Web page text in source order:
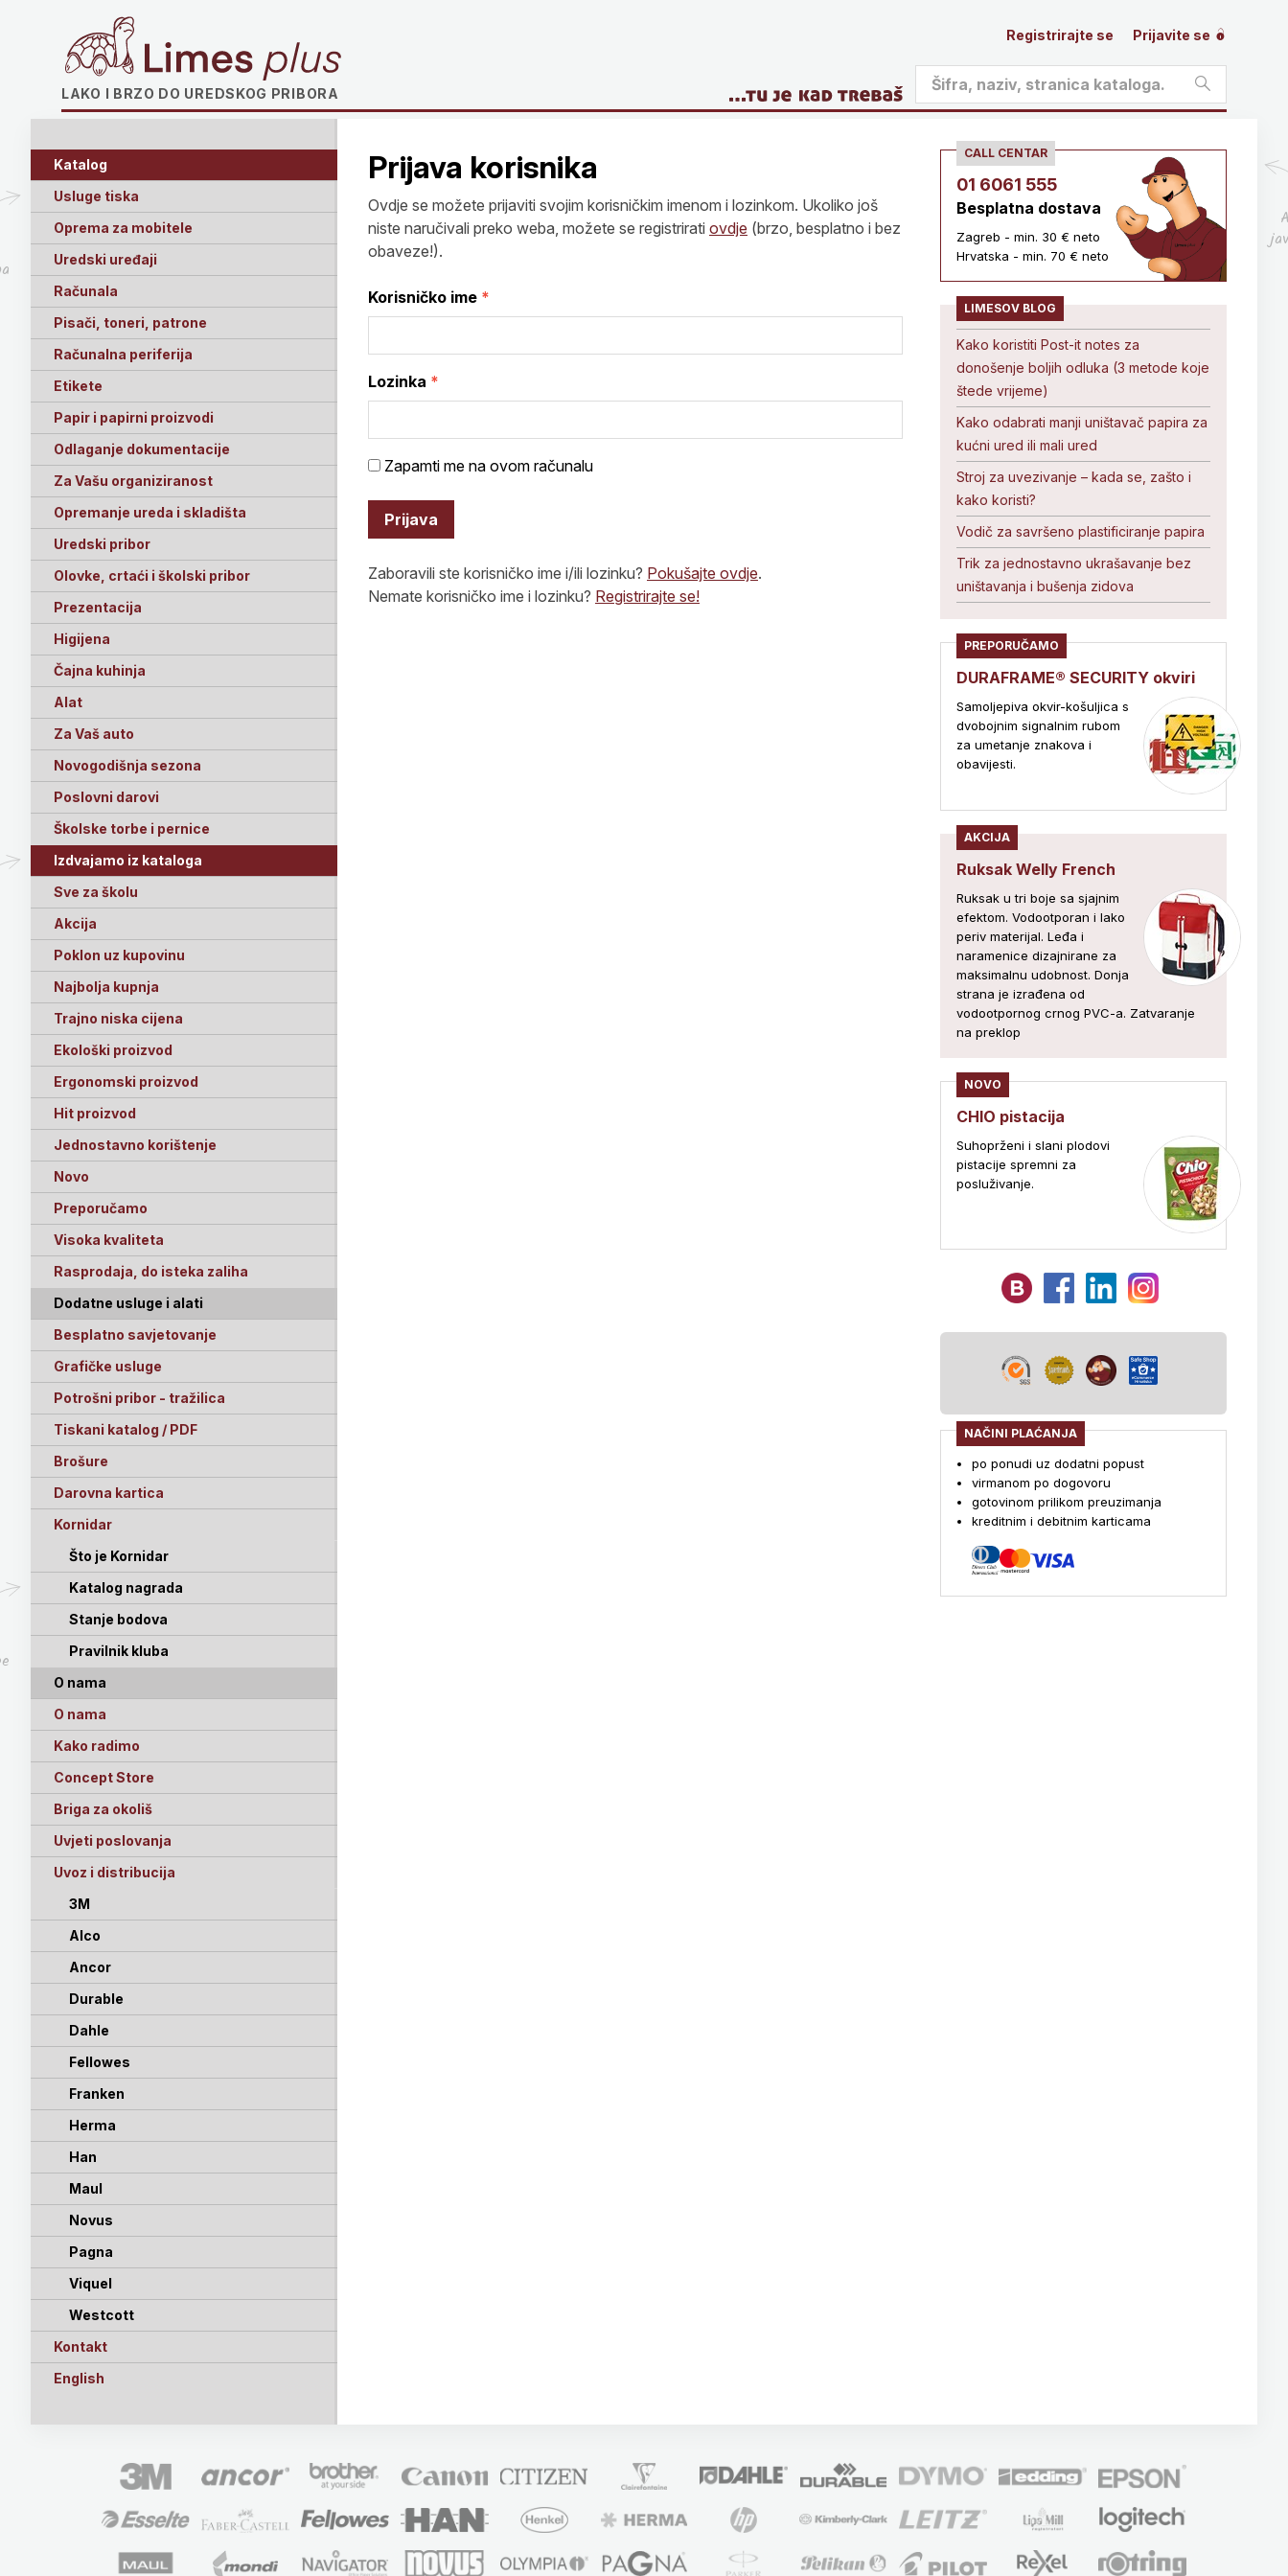
LAKO I BRZO DO UREDSKOG PRIBORA
Registrirajte se Prijavite se
Katalog
Usluge tiska
Oprema za mobitele
Uredski uređaji
Računala
Pisači, toneri, patrone
Računalna periferija
Etikete
Papir i papirni proizvodi
Odlaganje dokumentacije
Za Vašu organiziranost
Opremanje ureda i skladišta
Uredski pribor
Olovke, crtaći i školski pribor
Prezentacija
Higijena
Čajna kuhinja
Alat
Za Vaš auto
Novogodišnja sezona
Poslovni darovi
Školske torbe i pernice
Izdvajamo iz kataloga
Sve za školu
Akcija
Poklon uz kupovinu
Najbolja kupnja
Trajno niska cijena
Ekološki proizvod
Ergonomski proizvod
Hit proizvod
Jednostavno korištenje
Novo
Preporučamo
Visoka kvaliteta
Rasprodaja, do isteka zaliha
Dodatne usluge i alati
Besplatno savjetovanje
Grafičke usluge
Potrošni pribor - tražilica
Tiskani katalog / PDF
Brošure
Darovna kartica
Kornidar
Što je Kornidar
Katalog nagrada
Stanje bodova
Pravilnik kluba
O nama
O nama
Kako radimo
Concept Store
Briga za okoliš
Uvjeti poslovanja
Uvoz i distribucija
3M
Alco
Ancor
Durable
Dahle
Fellowes
Franken
Herma
Han
Maul
Novus
Pagna
Viquel
Westcott
Kontakt
English
Prijava korisnika
Ovdje se možete prijaviti svojim korisničkim imenom i lozinkom. Ukoliko još
niste naručivali preko weba, možete se registrirati ovdje (brzo, besplatno i bez
obaveze!).
Korisničko ime
Lozinka
Zapamti me na ovom računalu
Prijava
Zaboravili ste korisničko ime i/ili lozinku? Pokušajte ovdje.
Nemate korisničko ime i lozinku? Registrirajte se!
CALL CENTAR
01 6061 555
Besplatna dostava
Zagreb - min. 30 € neto
Hrvatska - min. 70 € neto
LIMESOV BLOG
Kako koristiti Post-it notes za
donošenje boljih odluka (3 metode koje
štede vrijeme)
Kako odabrati manji uništavač papira za
kućni ured ili mali ured
Stroj za uvezivanje – kada se, zašto i
kako koristi?
Vodič za savršeno plastificiranje papira
Trik za jednostavno ukrašavanje bez
uništavanja i bušenja zidova
PREPORUČAMO
DURAFRAME® SECURITY okviri
Samoljepiva okvir-košuljica s
dvobojnim signalnim rubom
za umetanje znakova i
obavijesti.
AKCIJA
Ruksak Welly French
Ruksak u tri boje sa sjajnim
efektom. Vodootporan i lako
periv materijal. Leđa i
naramenice dizajnirane za
maksimalnu udobnost. Donja
strana je izrađena od
vodootpornog crnog PVC-a. Zatvaranje
na preklop
NOVO
CHIO pistacija
Suhoprženi i slani plodovi
pistacije spremni za
posluživanje.
NAČINI PLAĆANJA
po ponudi uz dodatni popust
virmanom po dogovoru
gotovinom prilikom preuzimanja
kreditnim i debitnim karticama